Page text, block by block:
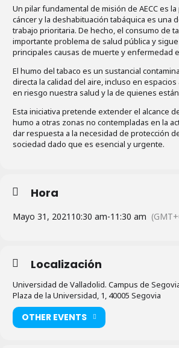
Un pilar fundamental de misión de AECC es
cáncer y la deshabituación tabáquica es una
trabajo prioritaria. De hecho, el consumo de
importante problema de salud pública y
principales causas de muerte y enfermedad
El humo del tabaco es un sustancial
directa la calidad del aire, incluso en
en riesgo nuestra salud y la de quienes
Esta iniciativa pretende extender el alcance
humo a otras zonas no contempladas en la
dar respuesta a la necesidad de protección
sociedad dado que es esencial y urgente.
Hora
Mayo 31, 2021 10:30 am-11:30 am
Localización
Universidad de Valladolid. Campus de
Plaza de la Universidad, 1, 40005 Segovia
OTHER EVENTS